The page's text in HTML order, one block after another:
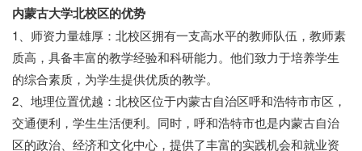
内蒙古大学北校区的优势
1、师资力量雄厚：北校区拥有一支高水平的教师队伍，教师素
质高，具备丰富的教学经验和科研能力。他们致力于培养学生
的综合素质，为学生提供优质的教学。
2、地理位置优越：北校区位于内蒙古自治区呼和浩特市市区，
交通便利，学生生活便利。同时，呼和浩特市也是内蒙古自治
区的政治、经济和文化中心，提供了丰富的实践机会和就业资